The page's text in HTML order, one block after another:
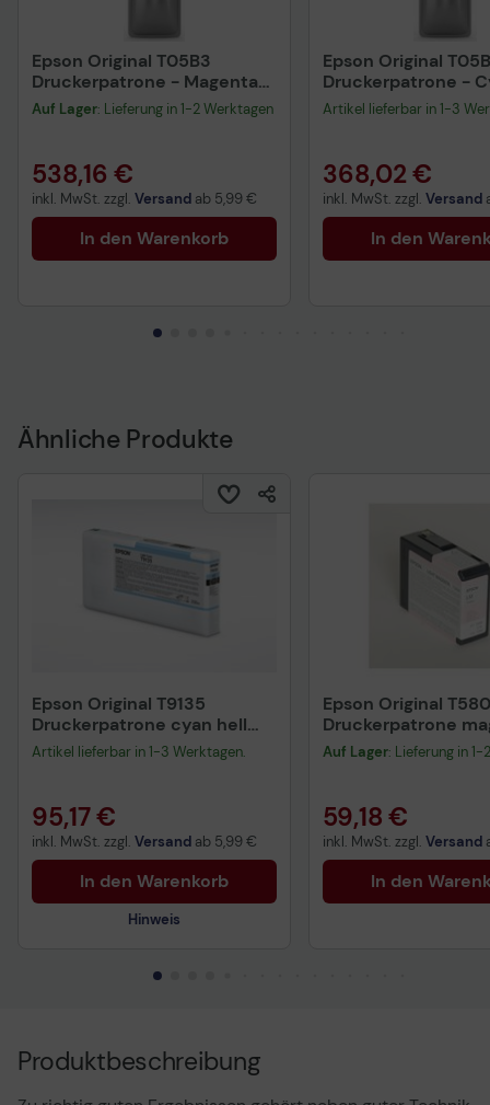
Epson Original T05B3
Druckerpatrone - Magenta
C13T05B34N
Auf Lager: Lieferung in 1-2 Werktagen
538,16 €
inkl. MwSt. zzgl. Versand ab 5,99 €
In den Warenkorb
Epson Original
Druckerpatrone -
C13T05B24N
Artikel lieferbar in 1-3
368,02 €
inkl. MwSt. zzgl. Versand
In den
Ähnliche Produkte
Epson Original T9135
Druckerpatrone cyan hell
200ml (C13T913500)
Artikel lieferbar in 1-3 Werktagen.
95,17 €
inkl. MwSt. zzgl. Versand ab 5,99 €
In den Warenkorb
Hinweis
gemäß der EU-
Datenverordnung
Epson Original
Druckerpatrone
hell 80ml
Auf Lager: Lieferung in
59,18 €
inkl. MwSt. zzgl. Versand
In den
Produktbeschreibung